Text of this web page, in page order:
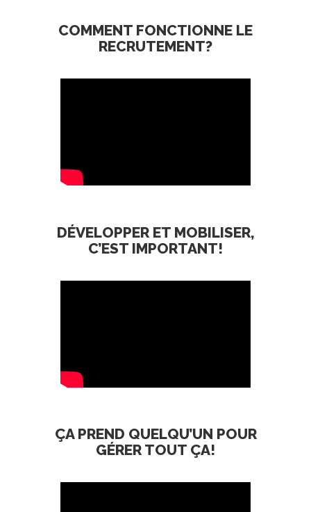
COMMENT FONCTIONNE LE
RECRUTEMENT?
DÉVELOPPER ET MOBILISER,
C’EST IMPORTANT!
ÇA PREND QUELQU’UN POUR
GÉRER TOUT ÇA!